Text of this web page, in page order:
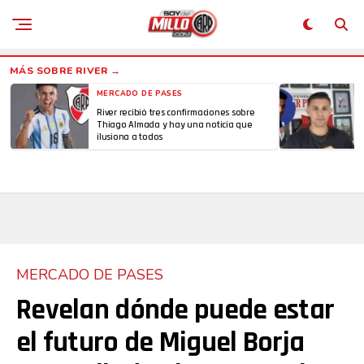
MERCADO DE PASES
River recibió tres confirmaciones sobre
Thiago Almada y hay una noticia que
ilusiona a todos
MERCADO DE PASES
Revelan dónde puede estar
el futuro de Miguel Borja